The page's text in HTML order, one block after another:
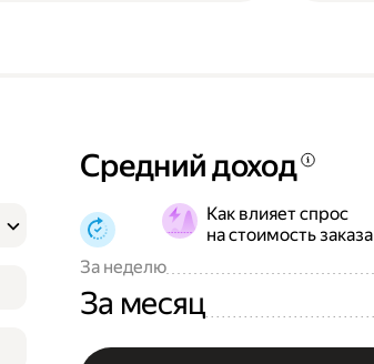
Средний доход
Как влияет спрос
на стоимость заказа
За неделю
За месяц